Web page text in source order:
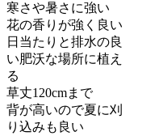
寒さや暑さに強い
花の香りが強く良い
日当たりと排水の良
い肥沃な場所に植え
る
草丈120cmまで
背が高いので夏に刈
り込みも良い